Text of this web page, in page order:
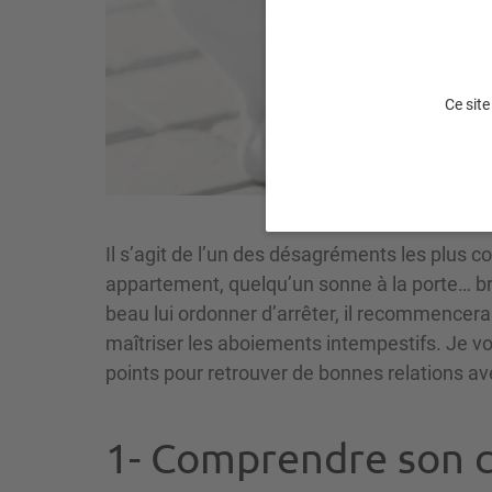
Ce
Il s’agit de l’un des désagréments les plus
appartement, quelqu’un sonne à la porte…
beau lui ordonner d’arrêter, il
maîtriser les aboiements intempestifs. Je
points pour retrouver de bonnes relations
1- Comprendre son